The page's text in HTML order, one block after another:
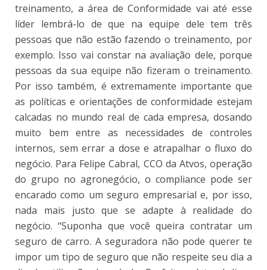
treinamento, a área de Conformidade vai até esse
líder lembrá-lo de que na equipe dele tem três
pessoas que não estão fazendo o treinamento, por
exemplo. Isso vai constar na avaliação dele, porque
pessoas da sua equipe não fizeram o treinamento.
Por isso também, é extremamente importante que
as políticas e orientações de conformidade estejam
calcadas no mundo real de cada empresa, dosando
muito bem entre as necessidades de controles
internos, sem errar a dose e atrapalhar o fluxo do
negócio. Para Felipe Cabral, CCO da Atvos, operação
do grupo no agronegócio, o compliance pode ser
encarado como um seguro empresarial e, por isso,
nada mais justo que se adapte à realidade do
negócio. “Suponha que você queira contratar um
seguro de carro. A seguradora não pode querer te
impor um tipo de seguro que não respeite seu dia a